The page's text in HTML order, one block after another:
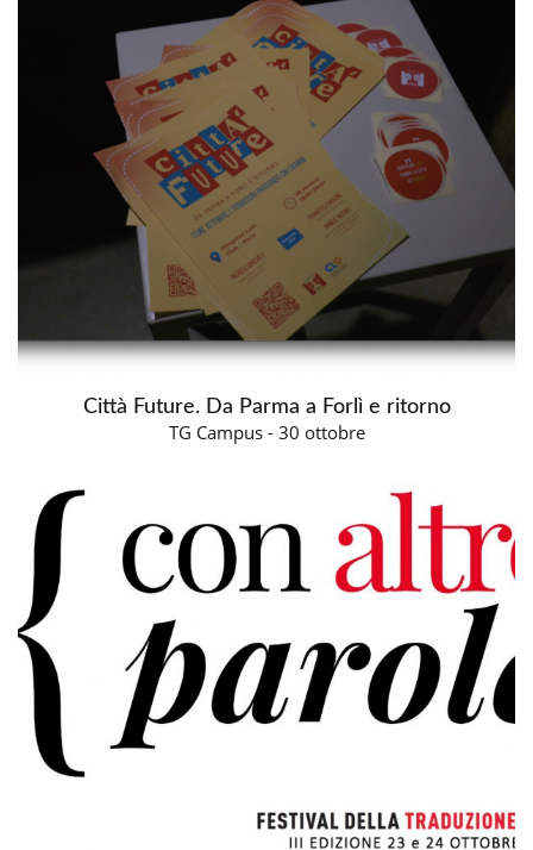
Città Future. Da Parma a Forlì e ritorno
TG Campus - 30 ottobre